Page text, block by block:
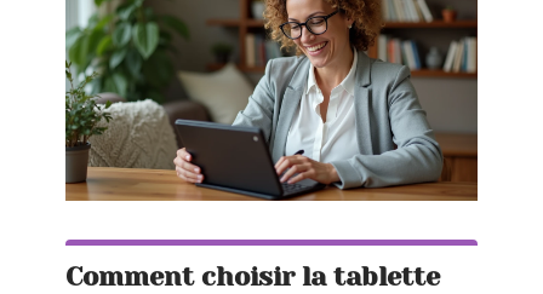
Comment choisir la tablette